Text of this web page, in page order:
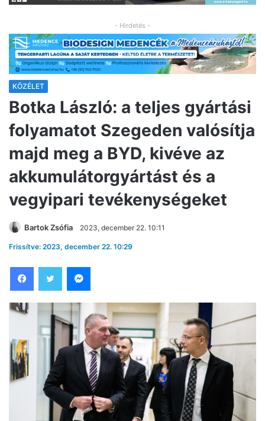
- Hirdetés -
KÖZÉLET
Botka László: a teljes gyártási
folyamatot Szegeden valósítja
majd meg a BYD, kivéve az
akkumulátorgyártást és a
vegyipari tevékenységeket
Bartok Zsófia 2023, december 22. 10:11
Frissítve: 2023, december 22. 10:29